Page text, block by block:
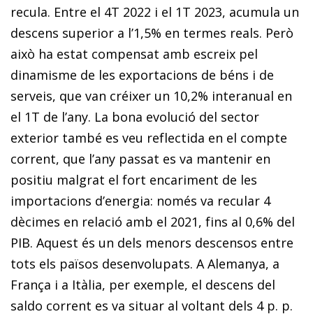
recula. Entre el 4T 2022 i el 1T 2023, acumula un
descens superior a l’1,5% en termes reals. Però
això ha estat compensat amb escreix pel
dinamisme de les exportacions de béns i de
serveis, que van créixer un 10,2% interanual en
el 1T de l’any. La bona evolució del sector
exterior també es veu reflectida en el compte
corrent, que l’any passat es va mantenir en
positiu malgrat el fort encariment de les
importacions d’energia: només va recular 4
dècimes en relació amb el 2021, fins al 0,6% del
PIB. Aquest és un dels menors descensos entre
tots els països desenvolupats. A Alemanya, a
França i a Itàlia, per exemple, el descens del
saldo corrent es va situar al voltant dels 4 p. p.